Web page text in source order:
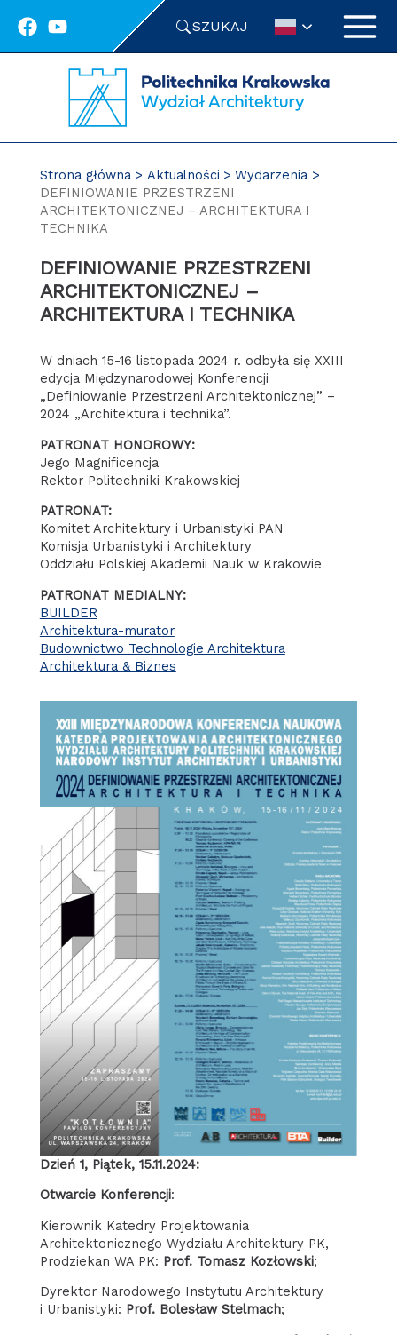
SZUKAJ
Strona główna Aktualności
Wydarzenia
DEFINIOWANIE PRZESTRZENI
ARCHITEKTONICZNEJ – ARCHITEKTURA I
TECHNIKA
DEFINIOWANIE PRZESTRZENI
ARCHITEKTONICZNEJ –
ARCHITEKTURA I TECHNIKA
W dniach 15-16 listopada 2024 r. odbyła się XXIII
edycja Międzynarodowej Konferencji
„Definiowanie Przestrzeni Architektonicznej” –
2024 „Architektura i technika”.
PATRONAT HONOROWY:
Jego Magnificencja
Rektor Politechniki Krakowskiej
PATRONAT:
Komitet Architektury i Urbanistyki PAN
Komisja Urbanistyki i Architektury
Oddziału Polskiej Akademii Nauk w Krakowie
PATRONAT MEDIALNY:
BUILDER
Architektura-murator
Budownictwo Technologie Architektura
Architektura & Biznes
Dzień 1, Piątek, 15.11.2024:
Otwarcie Konferencji:
Kierownik Katedry Projektowania
Architektonicznego Wydziału Architektury PK,
Prodziekan WA PK: Prof. Tomasz Kozłowski;
Dyrektor Narodowego Instytutu Architektury
i Urbanistyki: Prof. Bolesław Stelmach;